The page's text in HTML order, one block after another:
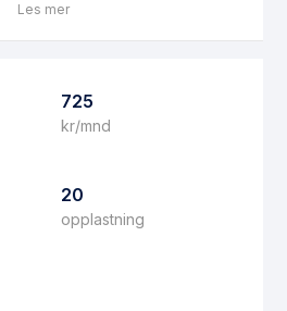
Les mer
725
kr/mnd
20
opplastning